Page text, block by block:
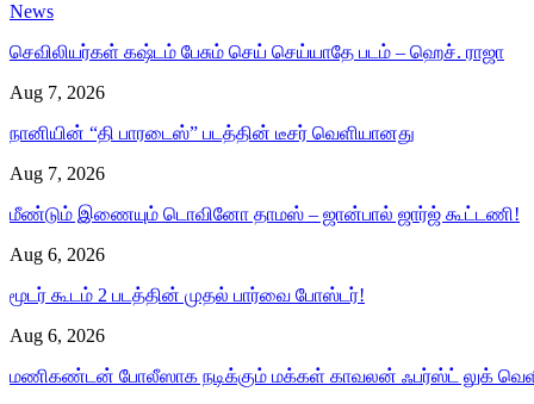
News
செவிலியர்கள் கஷ்டம் பேசும் செய் செய்யாதே படம் – ஹெச். ராஜா
Aug 7, 2026
நானியின் “தி பாரடைஸ்” படத்தின் டீசர் வெளியானது
Aug 7, 2026
மீண்டும் இணையும் டொவினோ தாமஸ் – ஜான்பால் ஜார்ஜ் கூட்டணி!
Aug 6, 2026
மூடர் கூடம் 2 படத்தின் முதல் பார்வை போஸ்டர்!
Aug 6, 2026
மணிகண்டன் போலீஸாக நடிக்கும் மக்கள் காவலன் ஃபர்ஸ்ட் லுக்